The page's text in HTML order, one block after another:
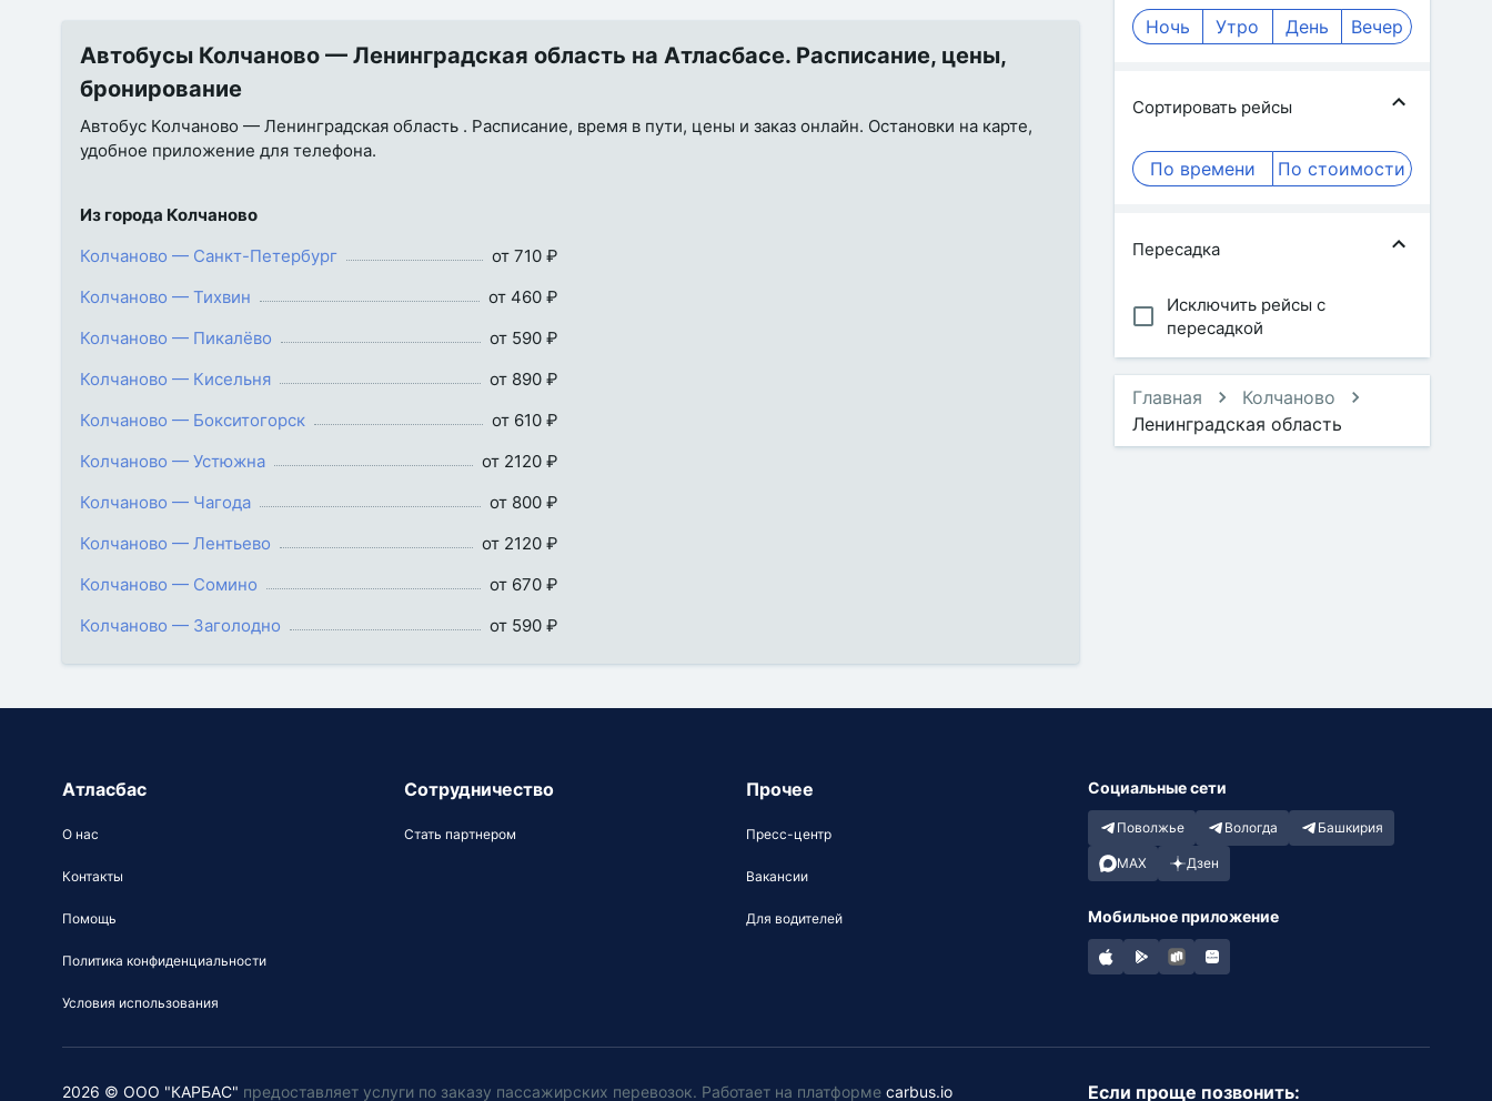
Автобусы Колчаново — Ленинградская область на Атласбасе. Расписание, цены,
бронирование
Автобус Колчаново — Ленинградская область . Расписание, время в пути, цены и заказ онлайн. Остановки на карте,
удобное приложение для телефона.
Из города Колчаново
Колчаново — Санкт-Петербург
от 710 ₽
Колчаново — Тихвин
от 460 ₽
Колчаново — Пикалёво
от 590 ₽
Колчаново — Кисельня
от 890 ₽
Колчаново — Бокситогорск
от 610 ₽
Колчаново — Устюжна
от 2120 ₽
Колчаново — Чагода
от 800 ₽
Колчаново — Лентьево
от 2120 ₽
Колчаново — Сомино
от 670 ₽
Колчаново — Заголодно
от 590 ₽
Ночь Утро День Вечер
Сортировать рейсы
По времени По стоимости
Пересадка
Исключить рейсы с
пересадкой
Главная
Колчаново
Ленинградская область
Атласбас
О нас
Контакты
Помощь
Политика конфиденциальности
Условия использования
Сотрудничество
Стать партнером
Прочее
Пресс-центр
Вакансии
Для водителей
Социальные сети
Поволжье Вологда Башкирия
MAX Дзен
Мобильное приложение
2026 © ООО "КАРБАС" предоставляет услуги по заказу пассажирских перевозок. Работает на платформе carbus.io Если проще позвонить: